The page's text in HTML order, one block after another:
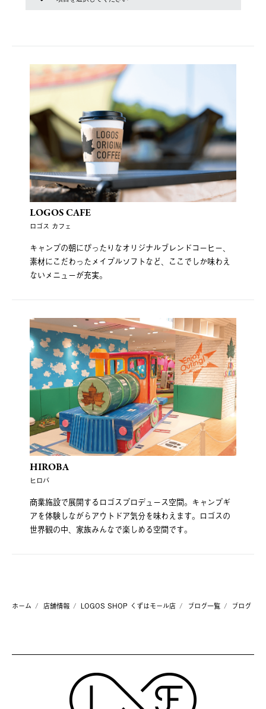
LOGOS CAFE
ロゴス カフェ
キャンプの朝にぴったりなオリジナルブレンドコーヒー、
素材にこだわったメイプルソフトなど、ここでしか味わえ
ないメニューが充実。
HIROBA
ヒロバ
商業施設で展開するロゴスプロデュース空間。キャンプギ
アを体験しながらアウトドア気分を味わえます。ロゴスの
世界観の中、家族みんなで楽しめる空間です。
ホーム 店舗情報 LOGOS SHOP くずはモール店 ブログ一覧 ブログ